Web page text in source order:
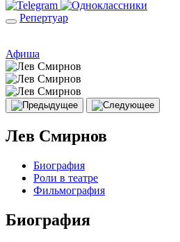
Репертуар
Афиша
Лев Смирнов
Биография
Роли в театре
Фильмография
Биография